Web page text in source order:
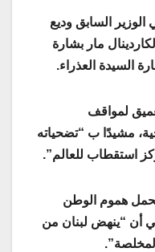
الوزير السابق وديع
مار بشارة
السيدة العذراء.
لمواقف
مشيدًا ب “تضحياته
استقطاب للعالم”.
هموم الوطن
أن “ينهض لبنان من